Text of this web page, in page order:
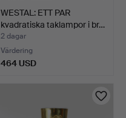
WESTAL: ETT PAR
kvadratiska taklampor i br…
2 dagar
Värdering
464 USD